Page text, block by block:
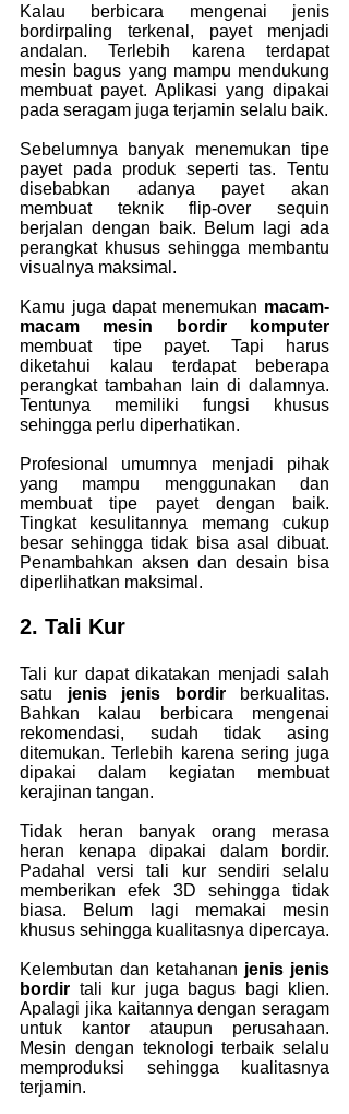
Kalau berbicara mengenai
jenis
bordirpaling terkenal, payet menjadi
andalan. Terlebih karena terdapat
mesin bagus yang mampu mendukung
membuat payet. Aplikasi yang dipakai
pada seragam juga terjamin selalu baik.
Sebelumnya banyak menemukan tipe
payet pada produk seperti tas. Tentu
disebabkan adanya payet akan
membuat teknik flip-over sequin
berjalan dengan baik. Belum lagi ada
perangkat khusus sehingga membantu
visualnya maksimal.
Kamu juga dapat menemukan macam-
macam mesin bordir komputer
membuat tipe payet. Tapi harus
diketahui kalau terdapat beberapa
perangkat tambahan lain di dalamnya.
Tentunya memiliki fungsi khusus
sehingga perlu diperhatikan.
Profesional umumnya menjadi pihak
yang mampu menggunakan dan
membuat tipe payet dengan baik.
Tingkat kesulitannya memang cukup
besar sehingga tidak bisa asal dibuat.
Penambahkan aksen dan desain bisa
diperlihatkan maksimal.
2. Tali Kur
Tali kur dapat dikatakan menjadi salah
satu jenis jenis bordir
berkualitas.
Bahkan kalau berbicara mengenai
rekomendasi, sudah tidak asing
ditemukan. Terlebih karena sering juga
dipakai dalam kegiatan membuat
kerajinan tangan.
Tidak heran banyak orang merasa
heran kenapa dipakai dalam bordir.
Padahal versi tali kur sendiri selalu
memberikan efek 3D sehingga tidak
biasa. Belum lagi memakai mesin
khusus sehingga kualitasnya dipercaya.
Kelembutan dan ketahanan jenis jenis
bordir tali kur juga bagus bagi klien.
Apalagi jika kaitannya dengan seragam
untuk kantor ataupun perusahaan.
Mesin dengan teknologi terbaik selalu
memproduksi sehingga kualitasnya
terjamin.